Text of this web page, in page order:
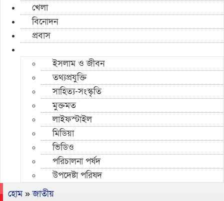
খেলা
বিনোদন
প্রবাস
ইসলাম ও জীবন
তথ্যপ্রযুক্তি
সাহিত্য-সংস্কৃতি
মুক্তমত
লাইফস্টাইল
মিডিয়া
ভিডিও
পরিচালনা পর্ষদ
উপদেষ্টা পরিষদ
হোম»জাতীয়